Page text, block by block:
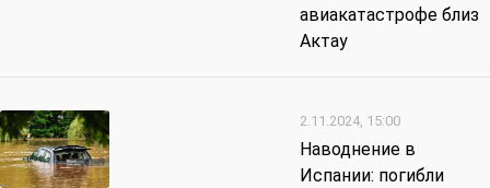
авиакатастрофе близ
Актау
2.11.2024, 15:00
Наводнение в
Испании: погибли